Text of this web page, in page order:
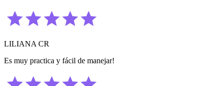
LILIANA CR
Es muy practica y fácil de manejar!